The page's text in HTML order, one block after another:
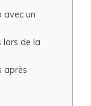
avec un
lors de la
après